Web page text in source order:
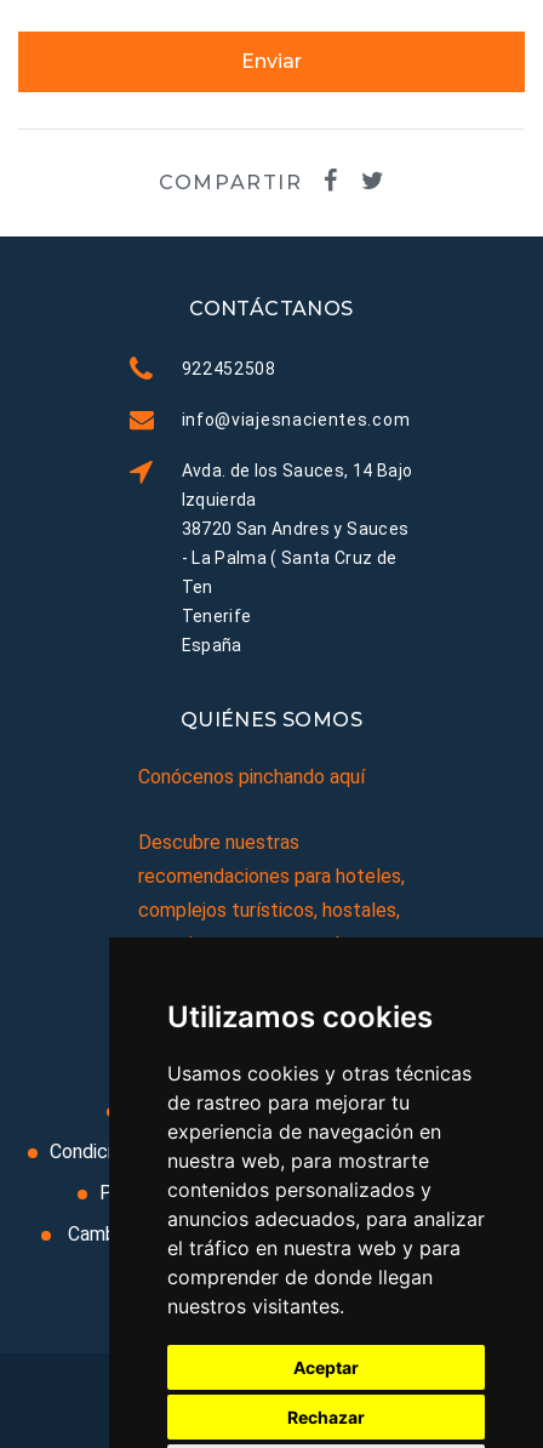
Utilizamos cookies
Usamos cookies y otras técnicas
de rastreo para mejorar tu
experiencia de navegación en
nuestra web, para mostrarte
contenidos personalizados y
anuncios adecuados, para analizar
el tráfico en nuestra web y para
comprender de donde llegan
nuestros visitantes.
Aceptar
Rechazar
Enviar
COMPARTIR
CONTÁCTANOS
922452508
info@viajesnacientes.com
Avda. de los Sauces, 14 Bajo
Izquierda
38720 San Andres y Sauces
- La Palma ( Santa Cruz de
Ten
Tenerife
España
QUIÉNES SOMOS
Conócenos pinchando aquí
Descubre nuestras
recomendaciones para hoteles,
complejos turísticos, hostales,
vacaciones, paquetes de
Aviso legal
Condiciones de uso
Condiciones Generales
Ley de Viajes Combinados
Política de privacidad
Uso de cookies
Cambiar preferencias de cookies
Area privada
Contacto